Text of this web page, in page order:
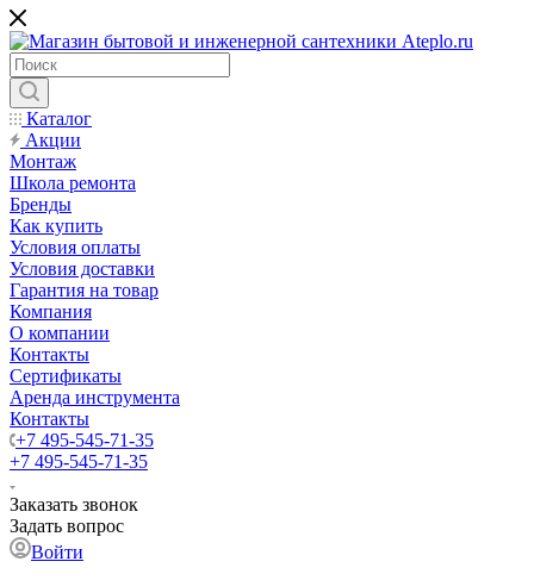
Каталог
Акции
Монтаж
Школа ремонта
Бренды
Как купить
Условия оплаты
Условия доставки
Гарантия на товар
Компания
О компании
Контакты
Сертификаты
Аренда инструмента
Контакты
+7 495-545-71-35
+7 495-545-71-35
Заказать звонок
Задать вопрос
Войти